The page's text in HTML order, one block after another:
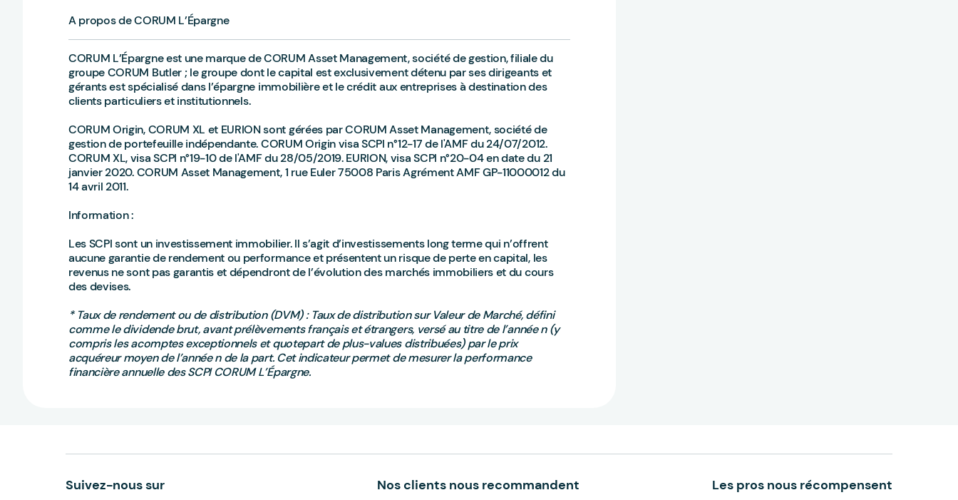
A propos de CORUM L’Épargne
CORUM L’Épargne est une marque de CORUM Asset Management, société de gestion, filiale du
groupe CORUM Butler ; le groupe dont le capital est exclusivement détenu par ses dirigeants et
gérants est spécialisé dans l’épargne immobilière et le crédit aux entreprises à destination des
clients particuliers et institutionnels.
CORUM Origin, CORUM XL et EURION sont gérées par CORUM Asset Management, société de
gestion de portefeuille indépendante. CORUM Origin visa SCPI n°12-17 de l'AMF du 24/07/2012.
CORUM XL, visa SCPI n°19-10 de l'AMF du 28/05/2019. EURION, visa SCPI n°20-04 en date du 21
janvier 2020. CORUM Asset Management, 1 rue Euler 75008 Paris Agrément AMF GP-11000012 du
14 avril 2011.
Information :
Les SCPI sont un investissement immobilier. Il s’agit d’investissements long terme qui n’offrent
aucune garantie de rendement ou performance et présentent un risque de perte en capital, les
revenus ne sont pas garantis et dépendront de l’évolution des marchés immobiliers et du cours
des devises.
* Taux de rendement ou de distribution (DVM) : Taux de distribution sur Valeur de Marché, défini
comme le dividende brut, avant prélèvements français et étrangers, versé au titre de l’année n (y
compris les acomptes exceptionnels et quotepart de plus-values distribuées) par le prix
acquéreur moyen de l’année n de la part. Cet indicateur permet de mesurer la performance
financière annuelle des SCPI CORUM L’Épargne.
Suivez-nous sur Nos clients nous recommandent Les pros nous récompensent